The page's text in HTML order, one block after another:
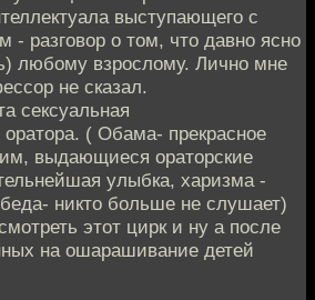
выступающего с
- разговор о том, что давно ясно
любому взроcлому. Лично мне
не сказал.
сексуальная
оратора. ( Обама- прeкрасное
выдающиеся ораторские
улыбка, харизма -
никто больше не слушает)
этот цирк и ну а после
на ошарашивание детей